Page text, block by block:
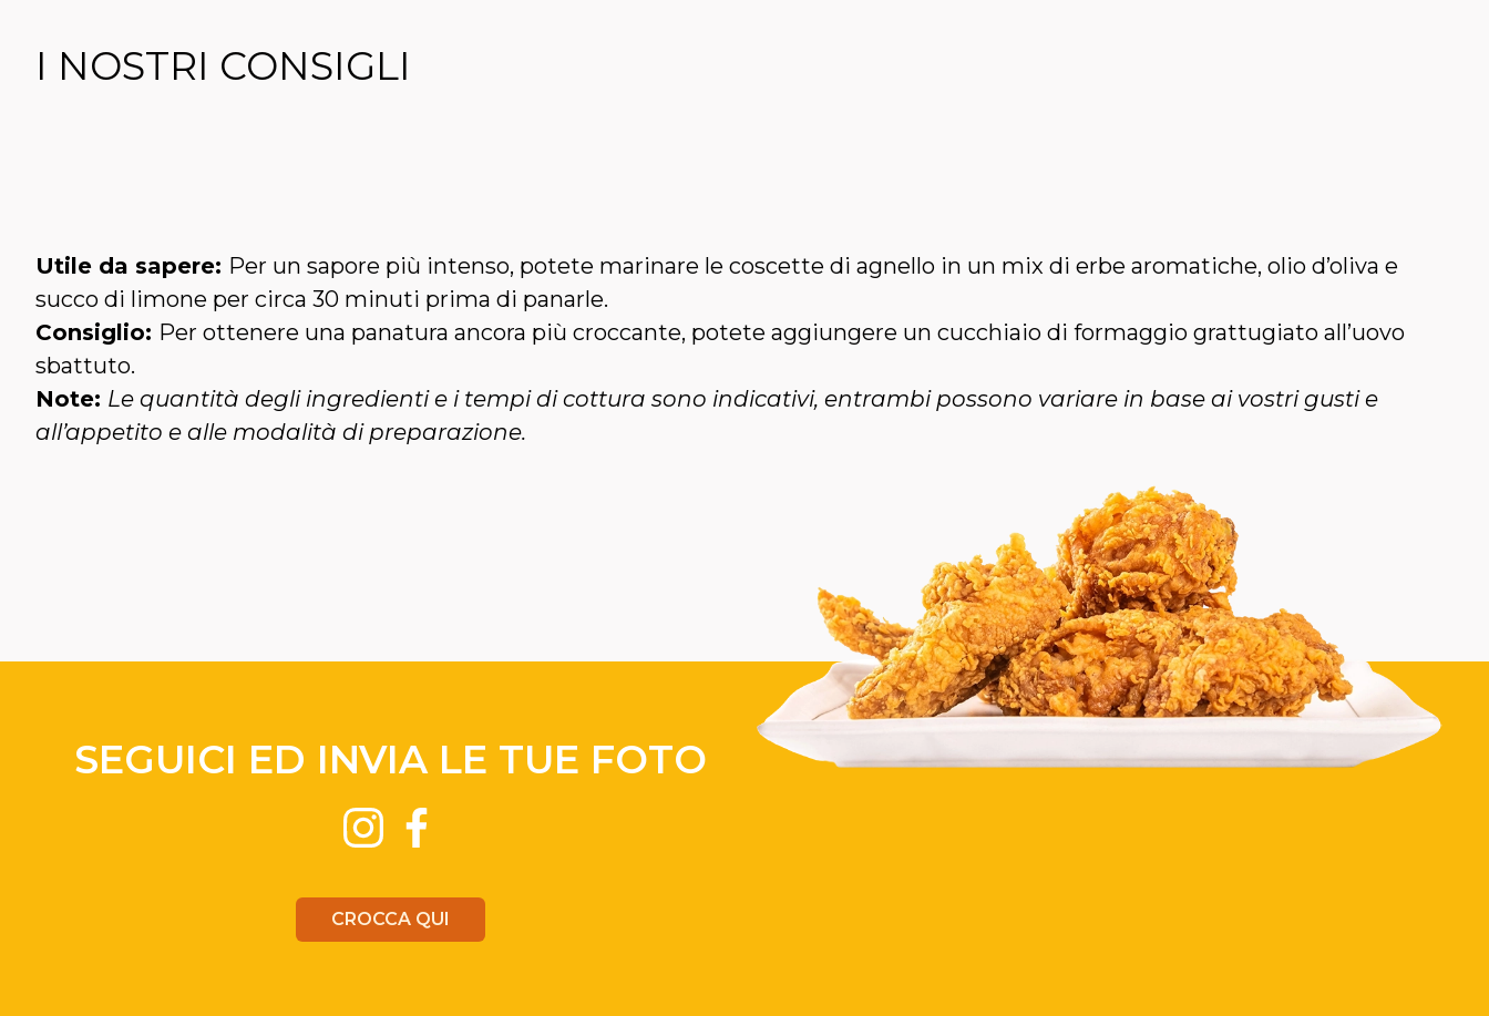
I NOSTRI CONSIGLI
Utile da sapere: Per un sapore più intenso, potete marinare le coscette di agnello in un mix di erbe aromatiche, olio d’oliva e
succo di limone per circa 30 minuti prima di panarle.
Consiglio: Per ottenere una panatura ancora più croccante, potete aggiungere un cucchiaio di formaggio grattugiato all’uovo
sbattuto.
Note: Le quantità degli ingredienti e i tempi di cottura sono indicativi, entrambi possono variare in base ai vostri gusti e
all’appetito e alle modalità di preparazione.
SEGUICI ED INVIA LE TUE FOTO
CROCCA QUI